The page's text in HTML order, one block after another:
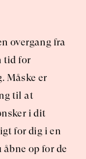
overgang fra
tid for
Måske er
til at
i dit
for dig i en
op for de